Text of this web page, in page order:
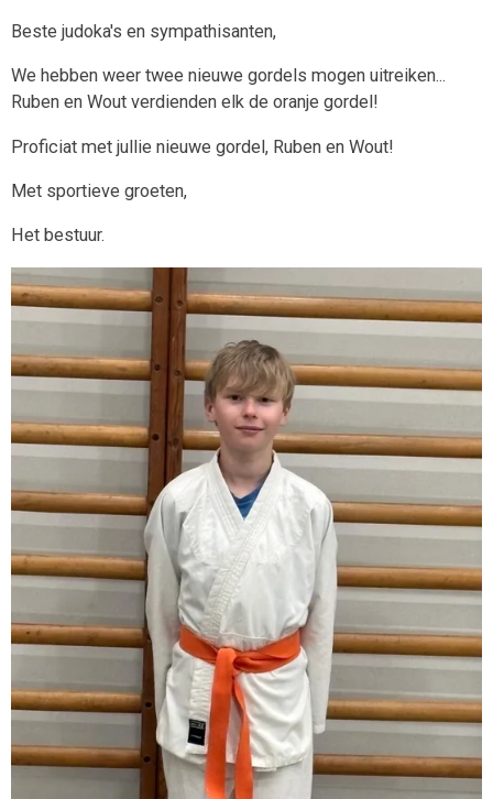
Beste judoka's en sympathisanten,
We hebben weer twee nieuwe gordels mogen uitreiken...
Ruben en Wout verdienden elk de oranje gordel!
Proficiat met jullie nieuwe gordel, Ruben en Wout!
Met sportieve groeten,
Het bestuur.